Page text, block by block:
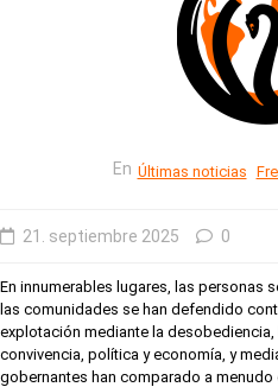
En Últimas noticias
21. septiembre 2025 0
En innumerables lugares, las personas
las comunidades se han defendido
explotación mediante la
convivencia, política y economía, y
gobernantes han comparado a